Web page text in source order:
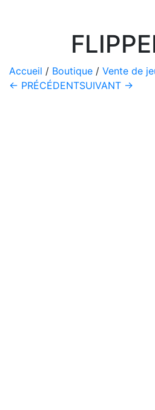
Accueil / Boutique / Vente de
← PRÉCÉDENTSUIVANT →